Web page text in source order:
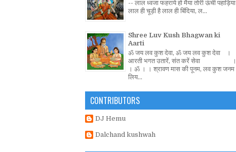
-- लाल ध्वजा फहराये हो मैया तोरी ऊंची पहाड़िया
लाल ही चूड़ी है लाल ही बिंदिया, ल...
Shree Luv Kush Bhagwan ki
Aarti
ॐ जय लव कुश देवा, ॐ जय लव कुश देवा ।
आरती भगत उतारें, संत करें सेवा ।
। ॐ । । श्रावण मास की पूनम, लव कुश जनम
लिय...
CONTRIBUTORS
DJ Hemu
Dalchand kushwah